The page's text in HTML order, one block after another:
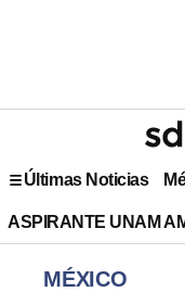
Últimas Noticias
ASPIRANTE UNAM
MÉXICO